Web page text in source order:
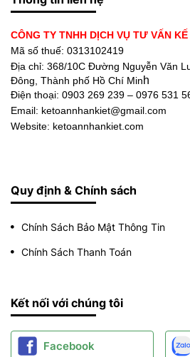
CÔNG TY TNHH DỊCH VỤ TƯ VẤN
Mã số thuế: 0313102419
Địa chỉ: 368/10C Đường Nguyễn Văn
Đông, Thành phố Hồ Chí Minh
Điện thoại: 0903 269 239 – 0976 531
Email: ketoannhankiet@gmail.com
Website: ketoannhankiet.com
Quy định & Chính sách
Chính Sách Bảo Mật Thông Tin
Chính Sách Thanh Toán
Kết nối với chúng tôi
Facebook